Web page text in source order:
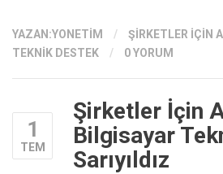
YAZAN:YONETIM /
ŞIRKETLER İÇIN
TEKNIK DESTEK
/ 0 YORUM
1
TEM
Şirketler İçin
Bilgisayar
Sarıyıldız